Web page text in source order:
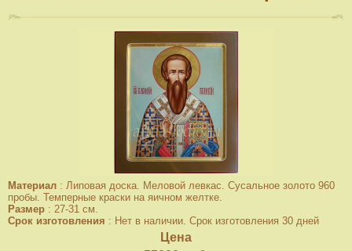
Материал : Липовая доска. Меловой левкас. Сусальное золото 960
пробы. Темперные краски на яичном желтке.
Размер : 27-31 см.
Срок изготовления : Нет в наличии. Срок изготовления 30 дней
Цена